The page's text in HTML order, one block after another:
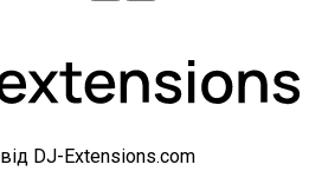
від DJ-Extensions.com